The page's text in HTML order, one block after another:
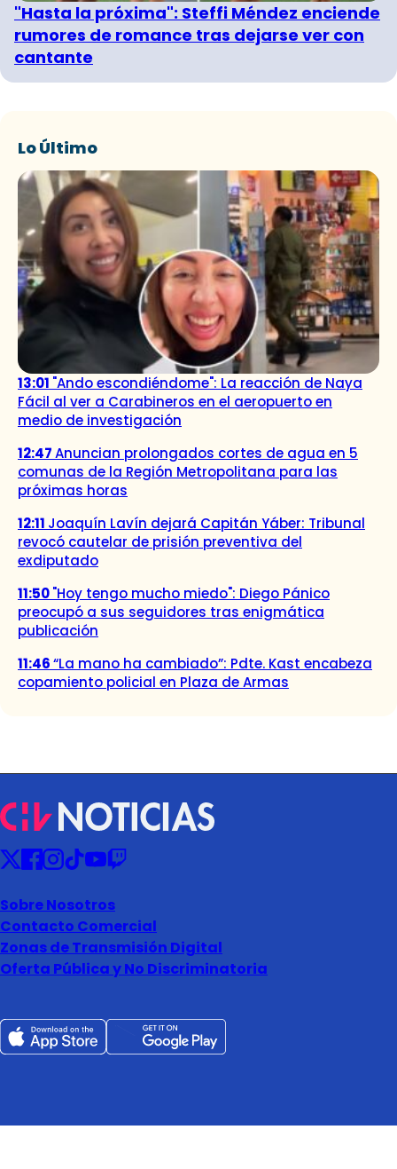
"Hasta la próxima": Steffi Méndez enciende
rumores de romance tras dejarse ver con
cantante
Lo Último
13:01 "Ando escondiéndome": La reacción de Naya
Fácil al ver a Carabineros en el aeropuerto en
medio de investigación
12:47Anuncian prolongados cortes de agua en 5
comunas de la Región Metropolitana para las
próximas horas
12:11 Joaquín Lavín dejará Capitán Yáber: Tribunal
revocó cautelar de prisión preventiva del
exdiputado
11:50"Hoy tengo mucho miedo": Diego Pánico
preocupó a sus seguidores tras enigmática
publicación
11:46“La mano ha cambiado”: Pdte. Kast encabeza
copamiento policial en Plaza de Armas
Sobre Nosotros
Contacto Comercial
Zonas de Transmisión Digital
Oferta Pública y No Discriminatoria